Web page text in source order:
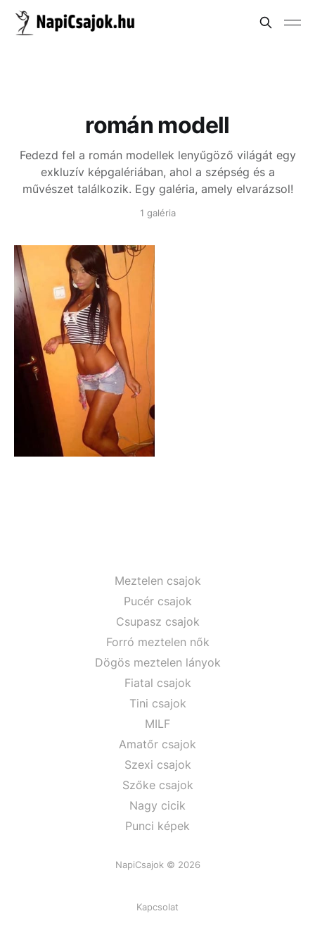
román modell
Fedezd fel a román modellek lenyűgöző világát egy
exkluzív képgalériában, ahol a szépség és a
művészet találkozik. Egy galéria, amely elvarázsol!
1 galéria
Meztelen csajok
Pucér csajok
Csupasz csajok
Forró meztelen nők
Dögös meztelen lányok
Fiatal csajok
Tini csajok
MILF
Amatőr csajok
Szexi csajok
Szőke csajok
Nagy cicik
Punci képek
NapiCsajok © 2026
Kapcsolat